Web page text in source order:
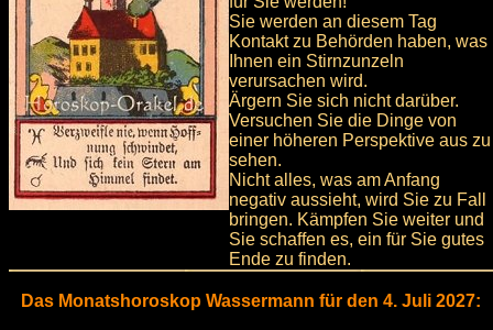
Sie werden an diesem Tag
Kontakt zu Behörden haben, was
Ihnen ein Stirnzunzeln
verursachen wird.
Ärgern Sie sich nicht darüber.
Versuchen Sie die Dinge von
einer höheren Perspektive aus zu
sehen.
Nicht alles, was am Anfang
negativ aussieht, wird Sie zu Fall
bringen. Kämpfen Sie weiter und
Sie schaffen es, ein für Sie gutes
Ende zu finden.
Das Monatshoroskop Wassermann für den 4. Juli 2027: